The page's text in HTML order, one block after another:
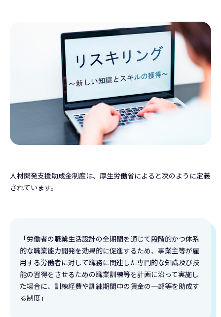
人材開発支援助成金制度は、厚生労働省によると次のように定義
されています。
「労働者の職業生活設計の全期間を通じて段階的かつ体系
的な職業能力開発を効果的に促進するため、事業主等が雇
用する労働者に対して職務に関連した専門的な知識及び技
能の習得をさせるための職業訓練等を計画に沿って実施し
た場合に、訓練経費や訓練期間中の賃金の一部等を助成す
る制度」